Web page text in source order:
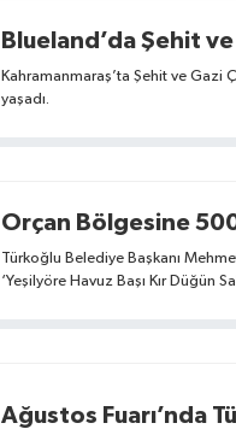
Blueland’da Şehit
Kahramanmaraş’ta Şehit ve Gazi
yaşadı.
Türkoğlu Belediye Başkanı
‘Yeşilyöre Havuz Başı Kır Düğün
Ağustos Fuarı’nda